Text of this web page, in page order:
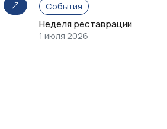
События
Неделя реставрации
1 июля 2026